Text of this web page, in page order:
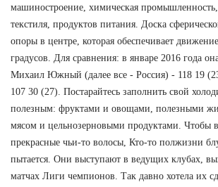
машиностроение, химическая
текстиля, продуктов питания. Доска
опоры в центре, которая обеспечивает
градусов. Для сравнения: в январе 2016 года
Михаил Южный (далее все - Россия) - 118 19
107 30 (27). Постарайтесь заполнить свой
полезным: фруктами и овощами, полезными
мясом и цельнозерновыми продуктами. Чтобы
прекрасные чьи-то волосы, Кто-то полжизни
пытается. Они выступают в ведущих клубах,
матчах Лиги чемпионов. Так давно хотела их